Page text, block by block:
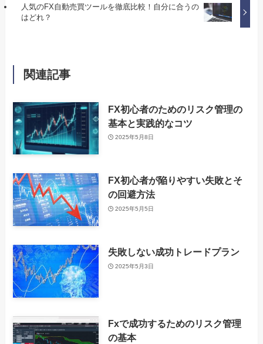
人気のFX自動売買ツールを徹底比較！自分に合うの
はどれ？
関連記事
FX初心者のためのリスク管理の
基本と実践的なコツ
2025年5月8日
FX初心者が陥りやすい失敗とそ
の回避方法
2025年5月5日
失敗しない成功トレードプラン
2025年5月3日
Fxで成功するためのリスク管理
の基本